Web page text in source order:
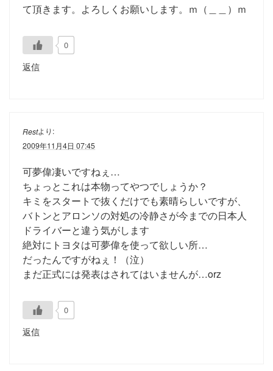
て頂きます。よろしくお願いします。ｍ（＿＿）ｍ
0
返信
Restより:
2009年11月4日 07:45
可夢偉凄いですねぇ…
ちょっとこれは本物ってやつでしょうか？
キミをスタートで抜くだけでも素晴らしいですが、
バトンとアロンソの対処の冷静さが今までの日本人
ドライバーと違う気がします
絶対にトヨタは可夢偉を使って欲しい所…
だったんですがねぇ！（泣）
まだ正式には発表はされてはいませんが…orz
0
返信